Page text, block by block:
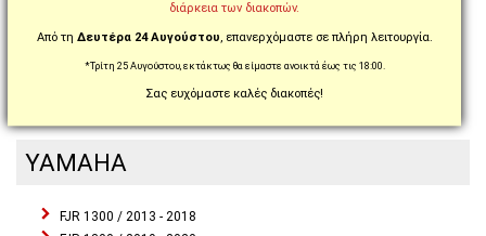
TIGER 800 XR / 2018 -2019
TIGER 850 SPORT / 2021 - 2022
TIGER 900 / 2020 -2023
TIGER SPORT 660 / 2022 - 2024
YAMAHA
FJR 1300 / 2013 - 2018
διάρκεια των διακοπών.
Από τη Δευτέρα 24 Αυγούστου, επανερχόμαστε σε πλήρη λειτουργία.
*Τρίτη 25 Αυγούστου, εκτάκτως θα είμαστε ανοικτά έως τις 18:00.
Σας ευχόμαστε καλές διακοπές!